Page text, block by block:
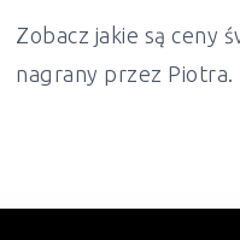
Zobacz jakie są ceny
nagrany przez Piotra.